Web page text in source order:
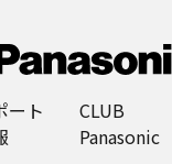
ート
CLUB
Panasonic